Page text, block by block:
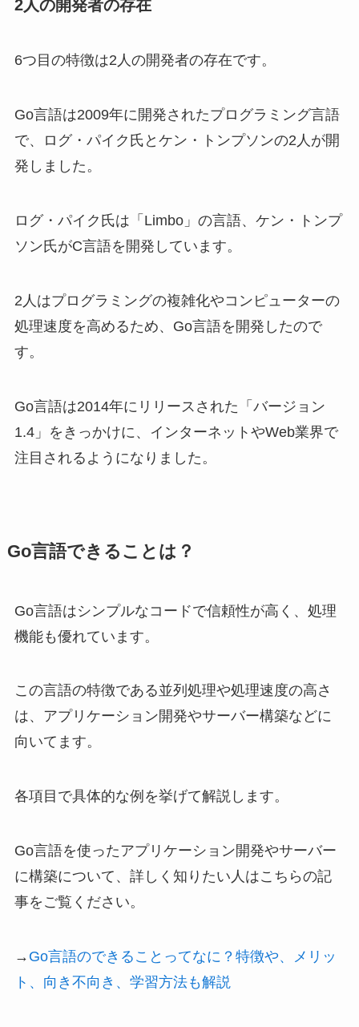
2人の開発者の存在
6つ目の特徴は2人の開発者の存在です。
Go言語は2009年に開発されたプログラミング言語
で、ログ・パイク氏とケン・トンプソンの2人が開
発しました。
ログ・パイク氏は「Limbo」の言語、ケン・トンプ
ソン氏がC言語を開発しています。
2人はプログラミングの複雑化やコンピューターの
処理速度を高めるため、Go言語を開発したので
す。
Go言語は2014年にリリースされた「バージョン
1.4」をきっかけに、インターネットやWeb業界で
注目されるようになりました。
Go言語できることは？
Go言語はシンプルなコードで信頼性が高く、処理
機能も優れています。
この言語の特徴である並列処理や処理速度の高さ
は、アプリケーション開発やサーバー構築などに
向いてます。
各項目で具体的な例を挙げて解説します。
Go言語を使ったアプリケーション開発やサーバー
に構築について、詳しく知りたい人はこちらの記
事をご覧ください。
→ Go言語のできることってなに？特徴や、メリッ
ト、向き不向き、学習方法も解説